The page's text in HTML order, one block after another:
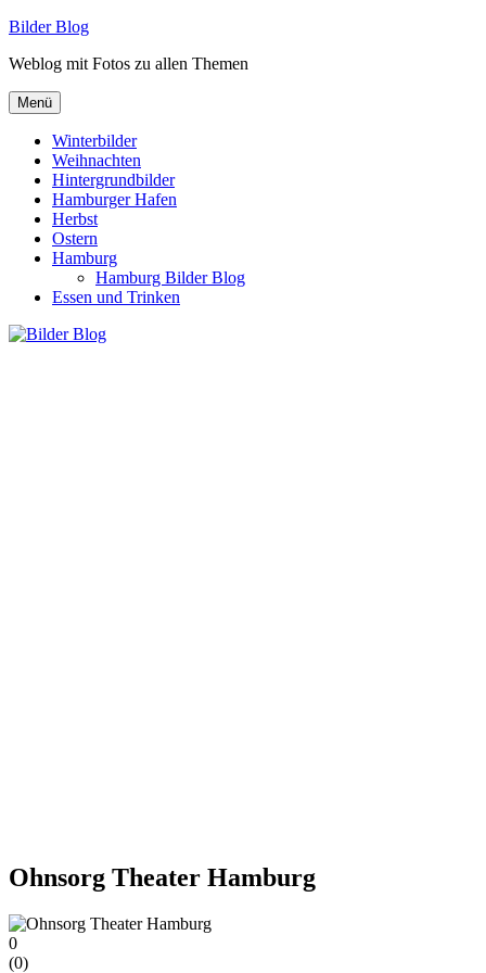
Zum
springen
Bilder Blog
Weblog mit Fotos zu allen Themen
Menü
Winterbilder
Weihnachten
Hintergrundbilder
Hamburger Hafen
Herbst
Ostern
Hamburg
Hamburg Bilder Blog
Essen und Trinken
Ohnsorg Theater Hamburg
0
(0)